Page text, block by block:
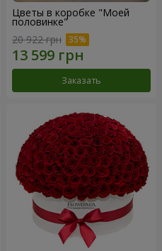
Цветы в коробке "Моей
половинке"
20 922 грн
Заказать